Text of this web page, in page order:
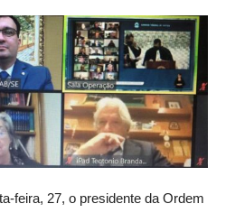
feira, 27, o presidente da Ordem